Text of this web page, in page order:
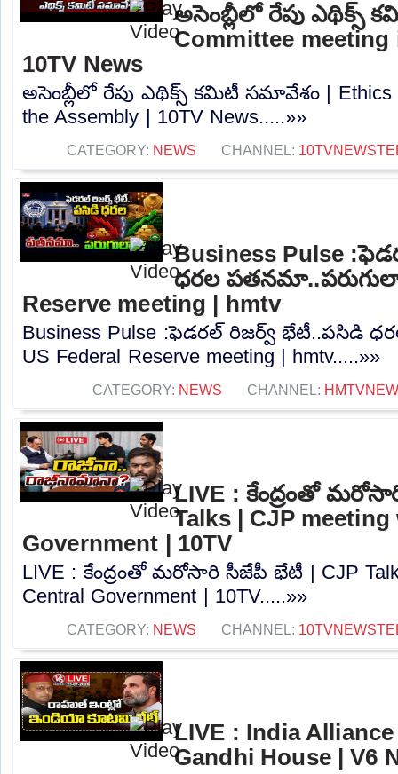
అసెంబ్లీలో రేపు ఎథిక్స్
Committee
10TV News
అసెంబ్లీలో రేపు ఎథిక్స్ కమిటీ సమావేశం | Ethics
the Assembly | 10TV News.....»»
CATEGORY: NEWS CHANNEL:
Business Pulse
ధరల
Reserve meeting | hmtv
Business Pulse :ఫెడరల్ రిజర్వ్ భేటీ..పసిడి
US Federal Reserve meeting | hmtv.....»»
CATEGORY: NEWS CHANNEL:
LIVE : కేంద్రంతో
Talks | CJP
Government | 10TV
LIVE : కేంద్రంతో మరోసారి సీజేపీ భేటీ | CJP
Central Government | 10TV.....»»
CATEGORY: NEWS CHANNEL:
LIVE : India
Gandhi House | V6